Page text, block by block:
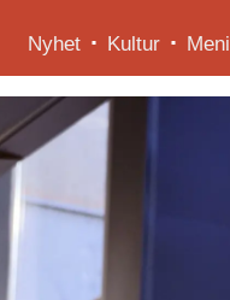
Nyhet Kultur